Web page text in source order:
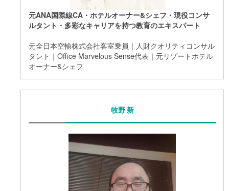
元ANA国際線CA・ホテルオーナー&シェフ・現役コンサ
ルタント・多彩なキャリアを持つ教育のエキスパート
元全日本空輸株式会社客室乗員｜人財クオリティコンサル
タント｜Office Marvelous Sense代表｜元リゾートホテル
オーナー&シェフ
牧野 新